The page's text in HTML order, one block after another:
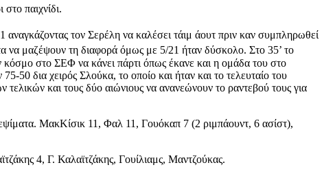
παιχνίδι.
τον Σερέλη να καλέσει τάιμ άουτ πριν καν συμπληρωθεί
να μαζέψουν τη διαφορά όμως με 5/21 ήταν δύσκολο. Στο 35’ το
στο ΣΕΦ να κάνει πάρτι όπως έκανε και η ομάδα του στο
δια χειρός Σλούκα, το οποίο και ήταν και το τελευταίο του
και τους δύο αιώνιους να ανανεώνουν το ραντεβού τους για
ΜακΚίσικ 11, Φαλ 11, Γουόκαπ 7 (2 ριμπάουντ, 6 ασίστ),
4, Γ. Καλαϊτζάκης, Γουίλιαμς, Μαντζούκας.